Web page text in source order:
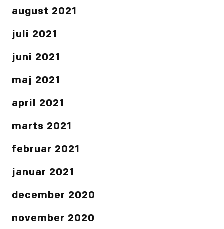
august 2021
juli 2021
juni 2021
maj 2021
april 2021
marts 2021
februar 2021
januar 2021
december 2020
november 2020